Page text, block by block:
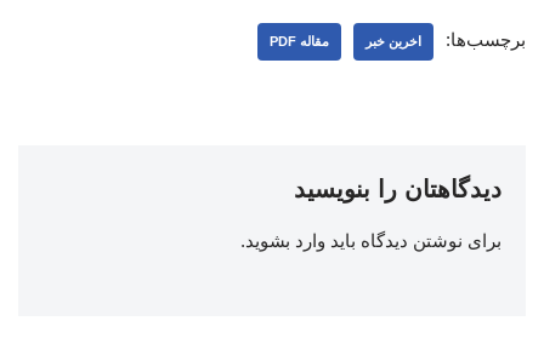
برچسب‌ها: اخرین خبر مقاله PDF
دیدگاهتان را بنویسید
برای نوشتن دیدگاه باید وارد بشوید.